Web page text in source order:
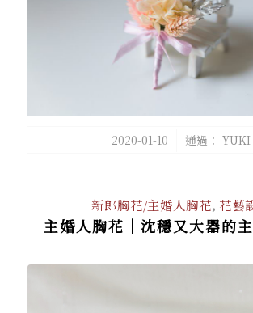
2020-01-10
/ 通過： YUKI
新郎胸花/主婚人胸花, 花藝
主婚人胸花｜沈穩又大器的